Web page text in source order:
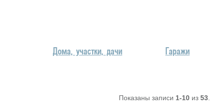
Дома, участки, дачи Гаражи
Показаны записи 1-10 из 53